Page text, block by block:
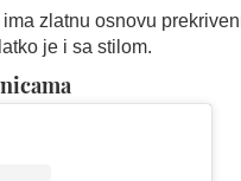
zlatnu osnovu
je i sa stilom.